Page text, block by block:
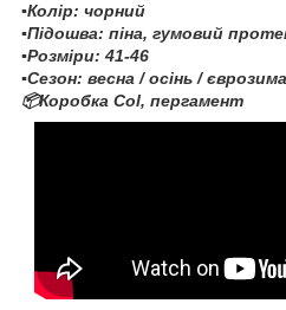
▪️Колір: чорний
▪️Підошва: піна, гумовий
▪️Розміри: 41-46
▪️Сезон: весна / осінь / єврозима
📦Коробка Col, пергамент